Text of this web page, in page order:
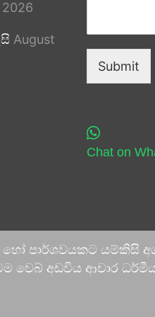
2026
August
Submit
Chat on
හෝ පාර්ශවයකට යම්කිසි
අඩවිය ආචාර ධර්මීය